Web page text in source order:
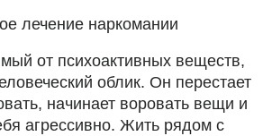
от психоактивных веществ,
облик. Он перестает
начинает воровать вещи и
агрессивно. Жить рядом с